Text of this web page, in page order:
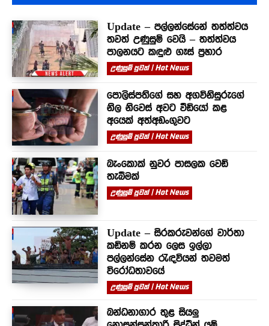
Update – පල්ලන්සේනේ තත්ත්වය
තවත් උණුසුම් වෙයි – තත්ත්වය
පාලනයට කඳුළු ගෑස් ප්‍රහාර
උණුසුම් පුවත් | Hot News
පොලිස්පතිගේ සහ අගවිනිසුරුගේ
නිල නිවෙස් අවට වීඩියෝ කළ
අයෙක් අත්අඩංගුවට
උණුසුම් පුවත් | Hot News
බැංකොක් නුවර පාසලක වෙඩි
තැබීමක්
උණුසුම් පුවත් | Hot News
Update – සිරකරුවන්⁣ගේ වාර්තා
කඩිනම් කරන ලෙස ඉල්ලා
පල්ලන්සේන රැඳවියන් තවමත්
විරෝධතාවයේ
උණුසුම් පුවත් | Hot News
බන්ධනාගාර තුළ සියලු